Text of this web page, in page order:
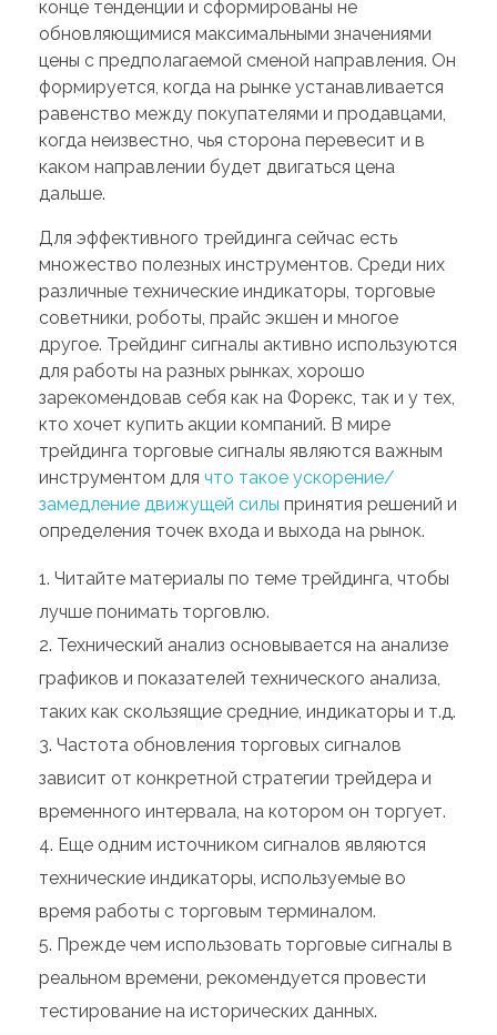
конце тенденции и сформированы не
обновляющимися максимальными значениями
цены с предполагаемой сменой направления. Он
формируется, когда на рынке устанавливается
равенство между покупателями и продавцами,
когда неизвестно, чья сторона перевесит и в
каком направлении будет двигаться цена
дальше.
Для эффективного трейдинга сейчас есть
множество полезных инструментов. Среди них
различные технические индикаторы, торговые
советники, роботы, прайс экшен и многое
другое. Трейдинг сигналы активно используются
для работы на разных рынках, хорошо
зарекомендовав себя как на Форекс, так и у тех,
кто хочет купить акции компаний. В мире
трейдинга торговые сигналы являются важным
инструментом для что такое ускорение/
замедление движущей силы принятия решений и
определения точек входа и выхода на рынок.
Читайте материалы по теме трейдинга, чтобы
лучше понимать торговлю.
Технический анализ основывается на анализе
графиков и показателей технического анализа,
таких как скользящие средние, индикаторы и т.д.
Частота обновления торговых сигналов
зависит от конкретной стратегии трейдера и
временного интервала, на котором он торгует.
Еще одним источником сигналов являются
технические индикаторы, используемые во
время работы с торговым терминалом.
Прежде чем использовать торговые сигналы в
реальном времени, рекомендуется провести
тестирование на исторических данных.